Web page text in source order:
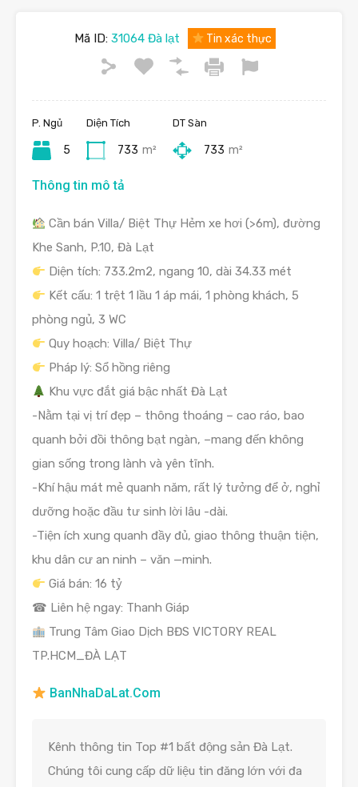
Mã ID:31064 Đà lạt Tin xác thực
P. Ngủ
5
Diện Tích
733 m²
DT Sàn
733 m²
Thông tin mô tả
Cần bán Villa/ Biệt Thự Hẻm xe hơi (>6m), đường
Khe Sanh, P.10, Đà Lạt
Diện tích: 733.2m2, ngang 10, dài 34.33 mét
Kết cấu: 1 trệt 1 lầu 1 áp mái, 1 phòng khách, 5
phòng ngủ, 3 WC
Quy hoạch: Villa/ Biệt Thự
Pháp lý: Sổ hồng riêng
Khu vực đắt giá bậc nhất Đà Lạt
-Nằm tại vị trí đẹp – thông thoáng – cao ráo, bao
quanh bởi đồi thông bạt ngàn, –mang đến không
gian sống trong lành và yên tĩnh.
-Khí hậu mát mẻ quanh năm, rất lý tưởng để ở, nghỉ
dưỡng hoặc đầu tư sinh lời lâu -dài.
-Tiện ích xung quanh đầy đủ, giao thông thuận tiện,
khu dân cư an ninh – văn —minh.
Giá bán: 16 tỷ
☎ Liên hệ ngay: Thanh Giáp
Trung Tâm Giao Dịch BĐS VICTORY REAL
TP.HCM_ĐÀ LẠT
BanNhaDaLat.Com
Kênh thông tin Top #1 bất động sản Đà Lạt.
Chúng tôi cung cấp dữ liệu tin đăng lớn với đa